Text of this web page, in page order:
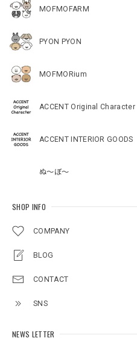
MOFMOFARM
PYON PYON
MOFMORium
ACCENT Original Character
ACCENT INTERIOR GOODS
ぬ～ぼ～
SHOP INFO
COMPANY
BLOG
CONTACT
SNS
NEWS LETTER